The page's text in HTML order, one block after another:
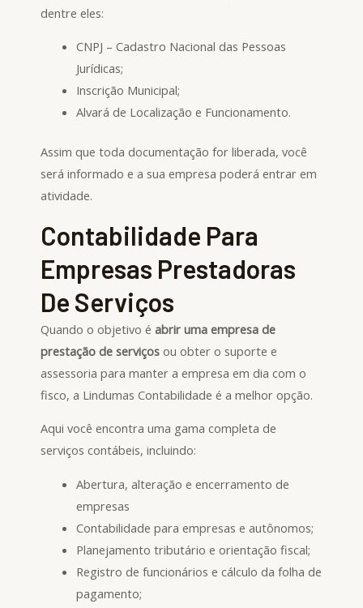
dentre eles:
CNPJ – Cadastro Nacional das Pessoas
Jurídicas;
Inscrição Municipal;
Alvará de Localização e Funcionamento.
Assim que toda documentação for liberada, você
será informado e a sua empresa poderá entrar em
atividade.
Contabilidade Para
Empresas Prestadoras
De Serviços
Quando o objetivo é abrir uma empresa de
prestação de serviços ou obter o suporte e
assessoria para manter a empresa em dia com o
fisco, a Lindumas Contabilidade é a melhor opção.
Aqui você encontra uma gama completa de
serviços contábeis, incluindo:
Abertura, alteração e encerramento de
empresas
Contabilidade para empresas e autônomos;
Planejamento tributário e orientação fiscal;
Registro de funcionários e cálculo da folha de
pagamento;